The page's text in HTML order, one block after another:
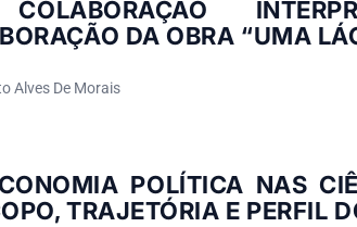
DA OBRA “UMA
Alves De Morais
POLÍTICA NAS
TRAJETÓRIA E PERFIL